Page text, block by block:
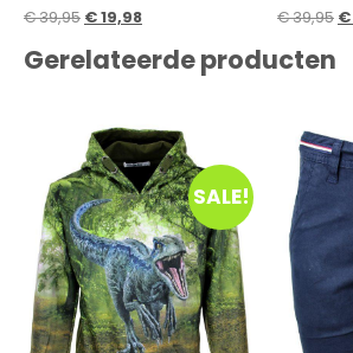
€39,95 €19,98 €39,95 €
Gerelateerde producten
SALE!